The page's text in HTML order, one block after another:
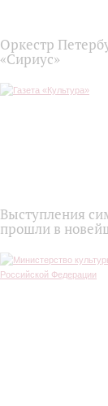
Оркестр
«Сириус»
Выступления
прошли в